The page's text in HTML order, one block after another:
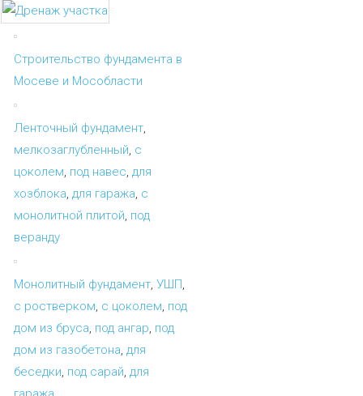
Строительство фундамента в
Мосеве и Мособласти
Ленточный фундамент,
мелкозаглубленный, с
цоколем, под навес, для
хозблока, для гаража, с
монолитной плитой, под
веранду
Монолитный фундамент, УШП,
с ростверком, с цоколем, под
дом из бруса, под ангар, под
дом из газобетона, для
беседки, под сарай, для